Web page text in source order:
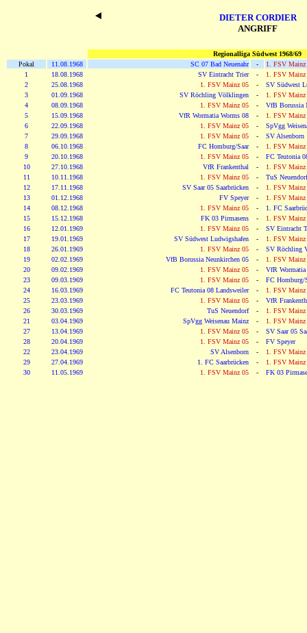
DIETER CORDIER
ANGRIFF
Regionalliga Südwest 1968/69
Pokal
11.08.1968 SC 07 Bad Neuenahr -
1. FSV Mainz
1
18.08.1968 SV Eintracht Trier -
1. FSV Mainz
2
25.08.1968 1. FSV Mainz 05 -
SV Südwest
3
01.09.1968 SV Röchling Völklingen -
1. FSV Mainz
4
08.09.1968 1. FSV Mainz 05 -
VfB Borussia
5
15.09.1968 VfR Wormatia Worms 08 -
1. FSV Mainz
6
22.09.1968 1. FSV Mainz 05 -
SpVgg
7
29.09.1968 1. FSV Mainz 05 -
SV Alsenborn
8
06.10.1968 FC Homburg/Saar -
1. FSV Mainz
9
20.10.1968 1. FSV Mainz 05 -
FC Teutonia
10
27.10.1968 VfR Frankenthal -
1. FSV Mainz
11
10.11.1968 1. FSV Mainz 05 -
TuS Neuendorf
12
17.11.1968 SV Saar 05 Saarbrücken -
1. FSV Mainz
13
01.12.1968 FV Speyer -
1. FSV Mainz
14
08.12.1968 1. FSV Mainz 05 -
1. FC
15
15.12.1968 FK 03 Pirmasens -
1. FSV Mainz
16
12.01.1969 1. FSV Mainz 05 -
SV Eintracht
17
19.01.1969 SV Südwest Ludwigshafen -
1. FSV Mainz
18
26.01.1969 1. FSV Mainz 05 -
SV Röchling
19
02.02.1969 VfB Borussia Neunkirchen 05 -
1. FSV Mainz
20
09.02.1969 1. FSV Mainz 05 -
VfR Wormatia
23
09.03.1969 1. FSV Mainz 05 -
FC Homburg/
24
16.03.1969 FC Teutonia 08 Landsweiler -
1. FSV Mainz
25
23.03.1969 1. FSV Mainz 05 -
VfR
26
30.03.1969 TuS Neuendorf -
1. FSV Mainz
21
03.04.1969 SpVgg Weisenau Mainz -
1. FSV Mainz
27
13.04.1969 1. FSV Mainz 05 -
SV Saar 05
28
20.04.1969 1. FSV Mainz 05 -
FV Speyer
22
23.04.1969 SV Alsenborn -
1. FSV Mainz
29
27.04.1969 1. FC Saarbrücken -
1. FSV Mainz
30
11.05.1969 1. FSV Mainz 05 - FK 03